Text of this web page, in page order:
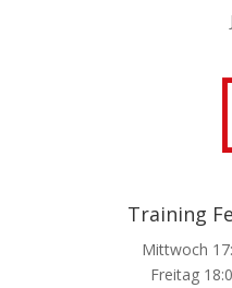
Training
Mittwoch
Freitag